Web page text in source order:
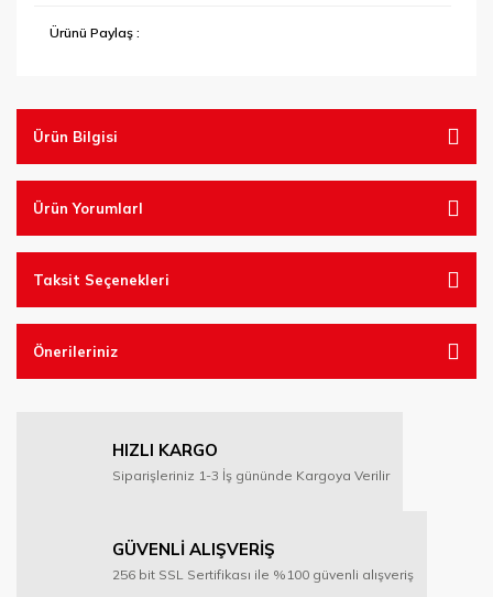
Ürünü Paylaş :
Ürün Bilgisi
Ürün YorumlarI
Taksit Seçenekleri
Önerileriniz
HIZLI KARGO
Siparişleriniz 1-3 İş gününde Kargoya Verilir
GÜVENLİ ALIŞVERİŞ
256 bit SSL Sertifikası ile %100 güvenli alışveriş